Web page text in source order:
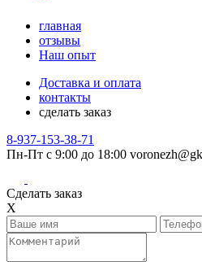
главная
отзывы
Наш опыт
Доставка и оплата
контакты
сделать заказ
8-937-153-38-71
Пн-Пт с 9:00 до 18:00
Сделать заказ
X